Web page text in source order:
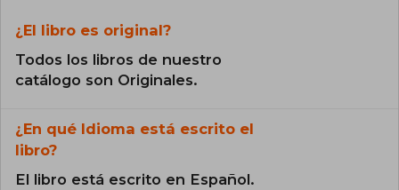
¿El libro es original?
Todos los libros de nuestro
catálogo son Originales.
¿En qué Idioma está escrito el
libro?
El libro está escrito en Español.